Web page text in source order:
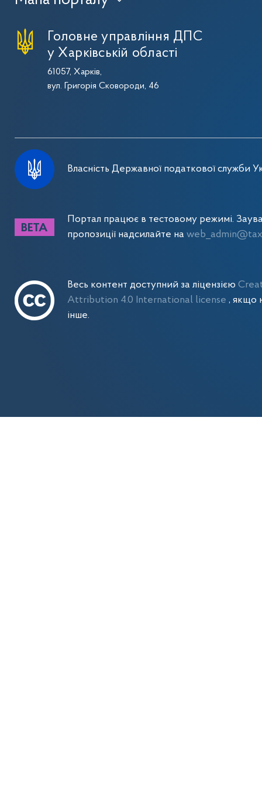
Головне управління ДПС
у Харківській області
61057, Харків,
вул. Григорія Сковороди, 46
Власність Державної податкової служби
Портал працює в тестовому режимі.
пропозиції надсилайте на
Весь контент доступний за ліцензією
Attribution 4.0 International license , якщо
інше.